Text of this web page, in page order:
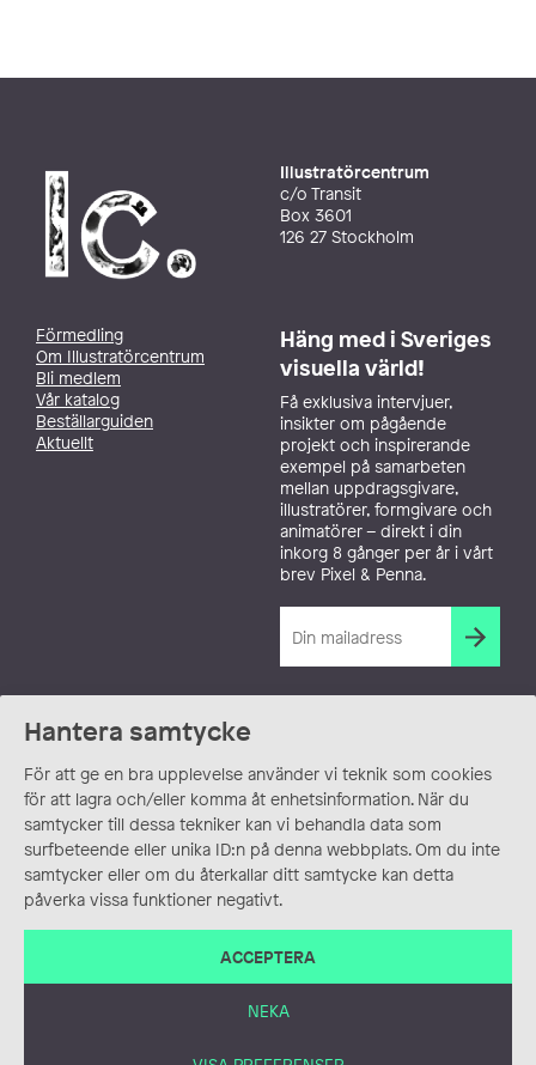
Hantera samtycke
För att ge en bra upplevelse använder vi teknik som cookies
för att lagra och/eller komma åt enhetsinformation. När du
samtycker till dessa tekniker kan vi behandla data som
surfbeteende eller unika ID:n på denna webbplats. Om du inte
samtycker eller om du återkallar ditt samtycke kan detta
påverka vissa funktioner negativt.
ACCEPTERA
NEKA
Illustratörcentrum
c/o Transit
Box 3601
126 27 Stockholm
Förmedling
Om Illustratörcentrum
Bli medlem
Vår katalog
Beställarguiden
Aktuellt
Häng med i Sveriges
visuella värld!
Få exklusiva intervjuer,
insikter om pågående
projekt och inspirerande
exempel på samarbeten
mellan uppdragsgivare,
illustratörer, formgivare och
animatörer – direkt i din
inkorg 8 gånger per år i vårt
brev Pixel & Penna.